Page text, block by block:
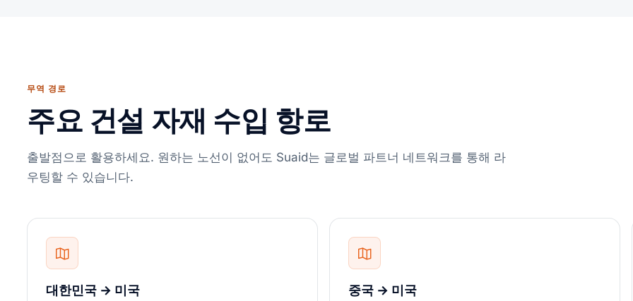
무역 경로
주요 건설 자재 수입 항로
출발점으로 활용하세요. 원하는 노선이 없어도 Suaid는 글로벌 파트너 네트워크를 통해 라
우팅할 수 있습니다.
대한민국 → 미국 중국 → 미국